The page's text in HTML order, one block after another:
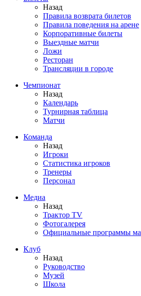
Назад
Правила возврата билетов
Правила поведения на арене
Корпоративные билеты
Выездные матчи
Ложи
Ресторан
Трансляции в городе
Чемпионат
Назад
Календарь
Турнирная таблица
Матчи
Команда
Назад
Игроки
Статистика игроков
Тренеры
Персонал
Медиа
Назад
Трактор TV
Фотогалерея
Официальные программы
Клуб
Назад
Руководство
Музей
Школа